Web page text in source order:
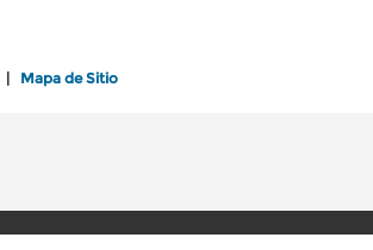
Mapa de Sitio